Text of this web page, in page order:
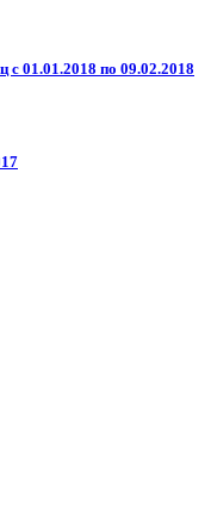
01.01.2018 по 09.02.2018